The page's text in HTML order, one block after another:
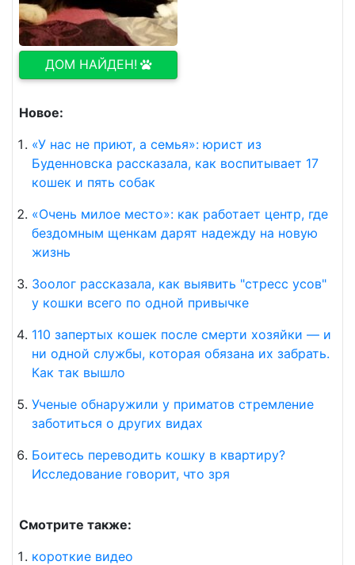
ДОМ НАЙДЕН!
Новое:
«У нас не приют, а семья»: юрист из
Буденновска рассказала, как воспитывает 17
кошек и пять собак
«Очень милое место»: как работает центр, где
бездомным щенкам дарят надежду на новую
жизнь
Зоолог рассказала, как выявить "стресс усов"
у кошки всего по одной привычке
110 запертых кошек после смерти хозяйки — и
ни одной службы, которая обязана их забрать.
Как так вышло
Ученые обнаружили у приматов стремление
заботиться о других видах
Боитесь переводить кошку в квартиру?
Исследование говорит, что зря
Смотрите также:
короткие видео